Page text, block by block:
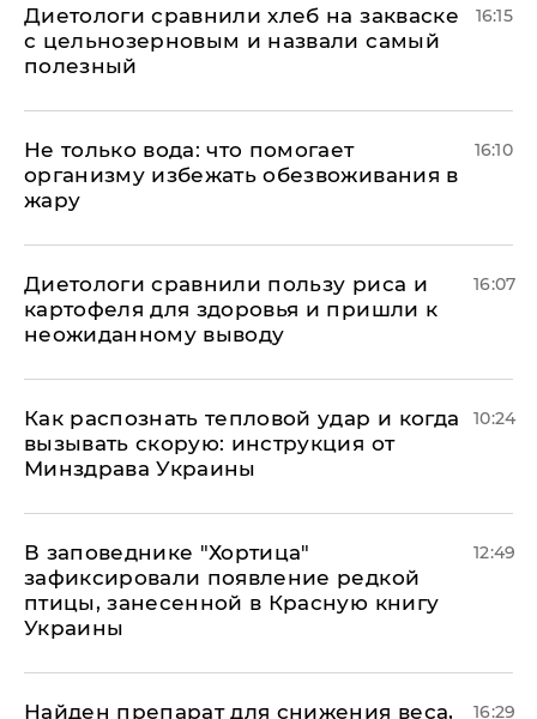
Диетологи сравнили хлеб на закваске
с цельнозерновым и назвали самый
полезный
16:15
Не только вода: что помогает
организму избежать обезвоживания в
жару
16:10
Диетологи сравнили пользу риса и
картофеля для здоровья и пришли к
неожиданному выводу
16:07
Как распознать тепловой удар и когда
вызывать скорую: инструкция от
Минздрава Украины
10:24
В заповеднике "Хортица"
зафиксировали появление редкой
птицы, занесенной в Красную книгу
Украины
12:49
Найден препарат для снижения веса,
16:29